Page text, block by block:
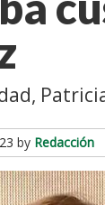
by Redacción